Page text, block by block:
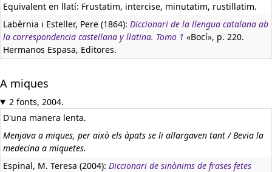
Equivalent en llatí: Frustatim, intercise, minutatim, rustillatim.
Labèrnia i Esteller, Pere (1864): Diccionari de la llengua catalana ab
la correspondencia castellana y llatina. Tomo 1 «Bocí», p. 220.
Hermanos Espasa, Editores.
A miques
2 fonts, 2004.
D'una manera lenta.
Menjava a miques, per això els àpats se li allargaven tant / Bevia la
medecina a miquetes.
Espinal, M. Teresa (2004): Diccionari de sinònims de frases fetes